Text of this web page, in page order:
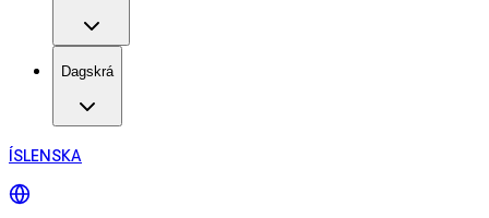
Dagskrá
ÍSLENSKA